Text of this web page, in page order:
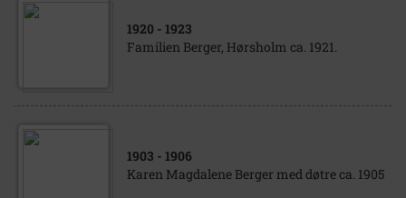
1920 - 1923
Familien Berger, Hørsholm ca. 1921.
1903 - 1906
Karen Magdalene Berger med døtre ca. 1905